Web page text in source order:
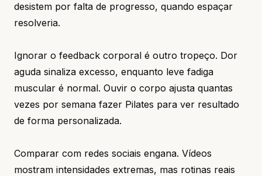
desistem por falta de progresso, quando espaçar
resolveria.
Ignorar o feedback corporal é outro tropeço. Dor
aguda sinaliza excesso, enquanto leve fadiga
muscular é normal. Ouvir o corpo ajusta quantas
vezes por semana fazer Pilates para ver resultado
de forma personalizada.
Comparar com redes sociais engana. Vídeos
mostram intensidades extremas, mas rotinas reais